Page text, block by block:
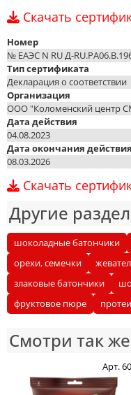
Скачать
Номер
№ ЕАЭС N RU Д-
Тип сертификата
Декларация о соответствии
Организация
ООО "Коломенский центр
Дата действия
04.08.2023
Дата окончания действия
08.03.2026
Скачать
Другие
шоколадные батончики
орехи, семечки
злаковые батончики
фруктовое пюре
Смотри так же
Арт.